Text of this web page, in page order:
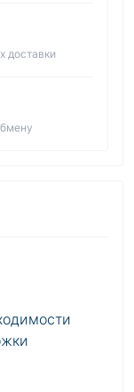
доставки